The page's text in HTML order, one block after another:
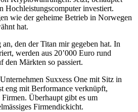
Hochleistungscomputer investiert.
wie der geheime Betrieb in Norwegen
hat.
den der Titan mir gegeben hat. In
werden aus 20’000 Euro rund
den Märkten so passiert.
Suxxess One mit Sitz in
eng mit Berformance verknüpft,
Überhaupt gibt es um
Firmendickicht.